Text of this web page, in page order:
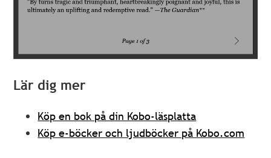
Lär dig mer
Köp en bok på din Kobo-läsplatta
Köp e-böcker och ljudböcker på Kobo.com